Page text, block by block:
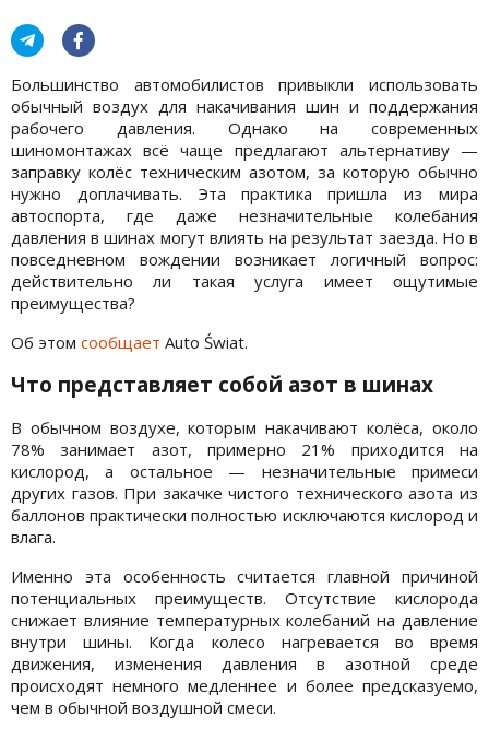
Большинство автомобилистов привыкли использовать
обычный воздух для накачивания шин и поддержания
рабочего давления. Однако на современных
шиномонтажах всё чаще предлагают альтернативу —
заправку колёс техническим азотом, за которую обычно
нужно доплачивать. Эта практика пришла из мира
автоспорта, где даже незначительные колебания
давления в шинах могут влиять на результат заезда. Но в
повседневном вождении возникает логичный вопрос:
действительно ли такая услуга имеет ощутимые
преимущества?
Об этом сообщает Auto Świat.
Что представляет собой азот в шинах
В обычном воздухе, которым накачивают колёса, около
78% занимает азот, примерно 21% приходится на
кислород, а остальное — незначительные примеси
других газов. При закачке чистого технического азота из
баллонов практически полностью исключаются кислород и
влага.
Именно эта особенность считается главной причиной
потенциальных преимуществ. Отсутствие кислорода
снижает влияние температурных колебаний на давление
внутри шины. Когда колесо нагревается во время
движения, изменения давления в азотной среде
происходят немного медленнее и более предсказуемо,
чем в обычной воздушной смеси.